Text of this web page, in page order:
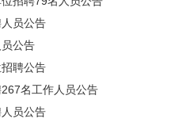
员公告
公告
聘公告
名工作人员公告
员公告